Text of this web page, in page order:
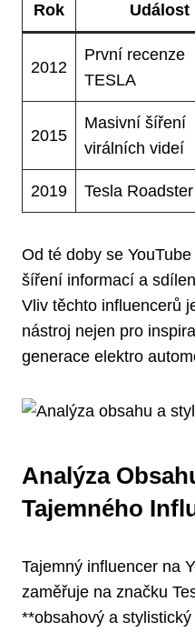
Rok Událost
2012
První recenze
TESLA
2015
Masivní šíření
virálních videí
2019 Tesla
Od té doby se
šíření informací a
Vliv těchto influencerů
nástroj nejen pro
generace elektro
Analýza
Tajemného
Tajemný influencer na
zaměřuje na značku
**obsahový a